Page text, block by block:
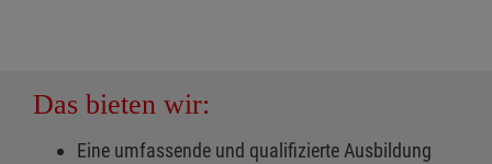
Das bieten wir:
Eine umfassende und qualifizierte Ausbildung